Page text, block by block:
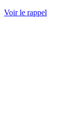
Voir le rappel